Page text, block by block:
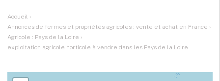
Accueil ›
Annonces de fermes et propriétés agricoles : vente et achat en France ›
Agricole : Pays de la Loire ›
exploitation agricole horticole à vendre dans les Pays de la Loire